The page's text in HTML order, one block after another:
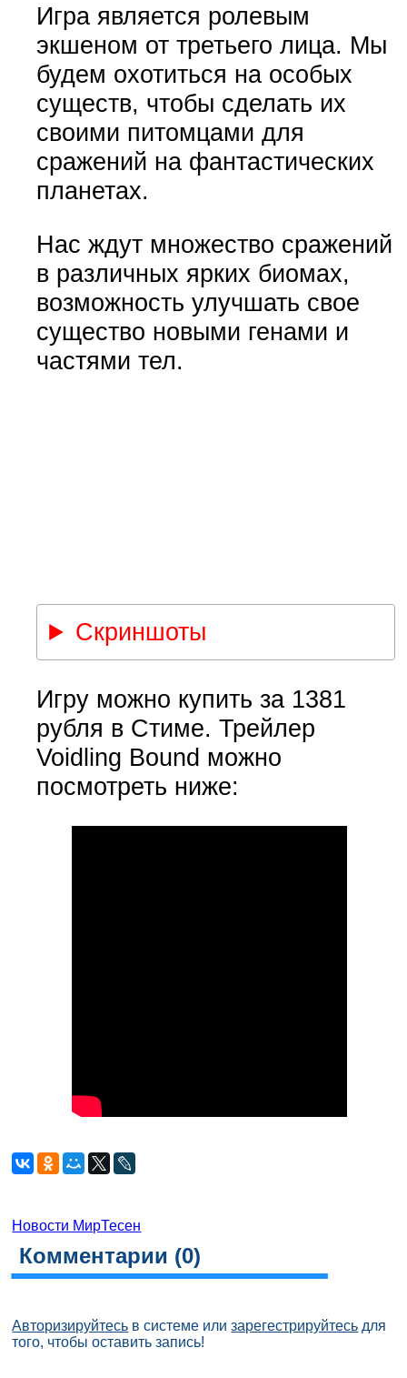
Игра является ролевым
экшеном от третьего лица. Мы
будем охотиться на особых
существ, чтобы сделать их
своими питомцами для
сражений на фантастических
планетах.
Нас ждут множество сражений
в различных ярких биомах,
возможность улучшать свое
существо новыми генами и
частями тел.
Скриншоты
Игру можно купить за 1381
рубля в Стиме. Трейлер
Voidling Bound можно
посмотреть ниже:
Новости МирТесен
Комментарии (0)
Авторизируйтесь в системе илизарегестрируйтесь для
того, чтобы оставить запись!